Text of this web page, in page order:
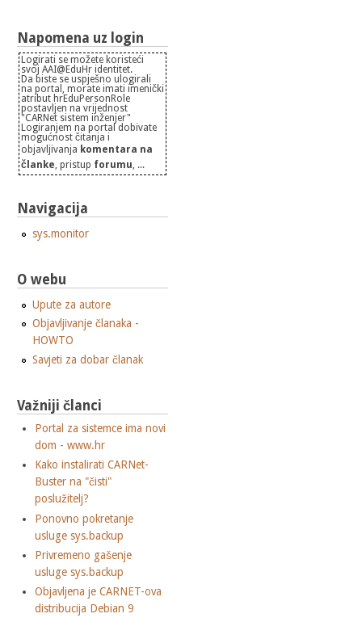
Napomena uz login
Logirati se možete koristeći
svoj AAI@EduHr identitet.
Da biste se uspješno ulogirali
na portal, morate imati imenički
atribut hrEduPersonRole
postavljen na vrijednost
"CARNet sistem inženjer"
Logiranjem na portal dobivate
mogućnost čitanja i
objavljivanja komentara na
članke, pristup forumu, ...
Navigacija
sys.monitor
O webu
Upute za autore
Objavljivanje članaka -
HOWTO
Savjeti za dobar članak
Važniji članci
Portal za sistemce ima novi
dom - www.hr
Kako instalirati CARNet-
Buster na "čisti"
poslužitelj?
Ponovno pokretanje
usluge sys.backup
Privremeno gašenje
usluge sys.backup
Objavljena je CARNET-ova
distribucija Debian 9